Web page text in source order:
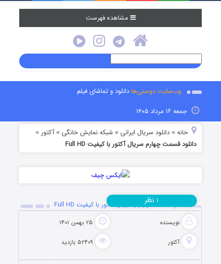
مشاهده فهرست
وب‌سایت دوستی‌هادانلود و تماشای فیلم
جمعه ۱۶ مرداد ۱۴۰۵
خانه »دانلود سریال ایرانی » شبکه نمایش خانگی »آکتور »
دانلود قسمت چهارم سریال آکتور با کیفیت Full HD
دانلود قسمت چهارم سریال آکتور با کیفیت Full HD
نویسنده ۲۵ بهمن ۱۴۰۱
آکتور ۵۲۴۰۹ بازدید
۱ نظر